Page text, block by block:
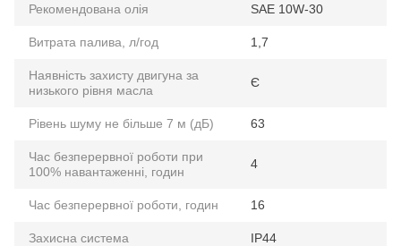
Рекомендована олія SAE 10W-30
Витрата палива, л/год 1,7
Наявність захисту двигуна за
низького рівня масла
Є
Рівень шуму не більше 7 м (дБ) 63
Час безперервної роботи при
100% навантаженні, годин
4
Час безперервної роботи, годин 16
Захисна система IP44